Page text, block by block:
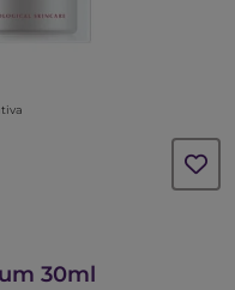
30ml